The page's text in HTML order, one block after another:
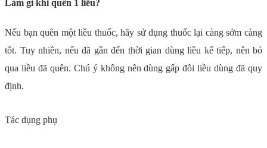
Làm gì khi quên 1 liều?
Nếu bạn quên một liều thuốc, hãy sử dụng thuốc lại càng sớm càng
tốt. Tuy nhiên, nếu đã gần đến thời gian dùng liều kế tiếp, nên bỏ
qua liều đã quên. Chú ý không nên dùng gấp đôi liều dùng đã quy
định.
Tác dụng phụ